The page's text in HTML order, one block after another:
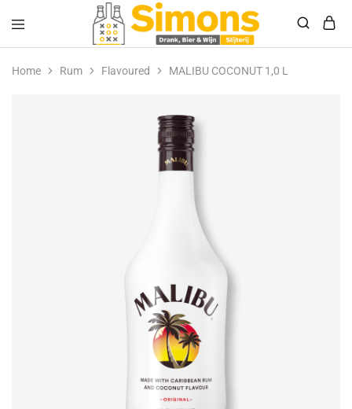
Simonsdrank.nl
Drank,
&
Home Rum Flavoured MALIBU COCONUT 1,0 L